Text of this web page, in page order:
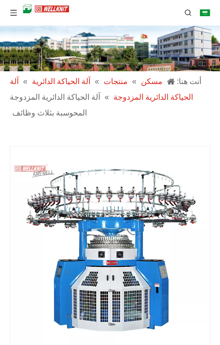
أنت هنا: مسكن » منتجات » آلة الحياكة الدائرية »
آلة
الحياكة الدائرية المزدوجة
»
آلة الحياكة الدائرية المزدوجة
المحوسبة بثلاث وظائف